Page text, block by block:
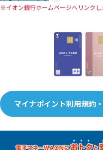
イオン銀行ホームページへリンクし
マイナポイント利用規約